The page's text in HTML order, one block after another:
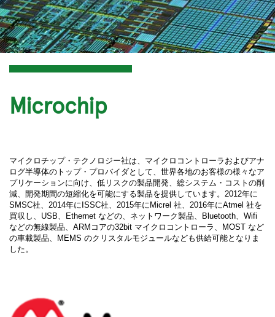
Microchip
マイクロチップ・テクノロジー社は、マイクロコントローラおよびアナ
ログ半導体のトップ・プロバイダとして、世界各地のお客様の様々なア
プリケーションに向け、低リスクの製品開発、総システム・コストの削
減、開発期間の短縮化を可能にする製品を提供しています。2012年に
SMSC社、2014年にISSC社、2015年にMicrel 社、2016年にAtmel 社を
買収し、USB、Ethernet などの、ネットワーク製品、Bluetooth、Wifi
などの無線製品、ARMコアの32bit マイクロコントローラ、MOST など
の車載製品、MEMS のクリスタルモジュールなども供給可能となりま
した。